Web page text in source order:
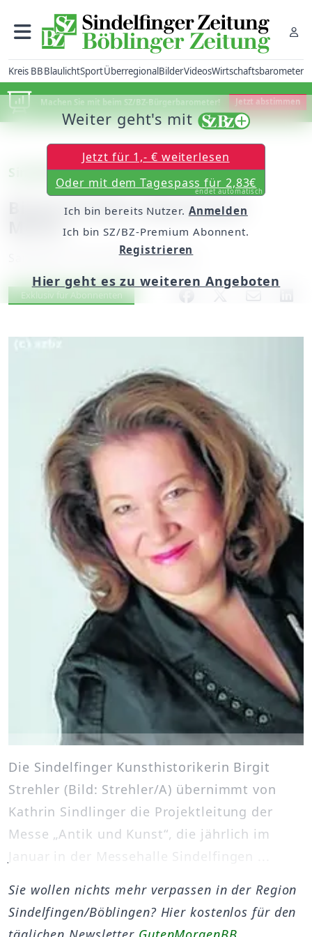
Kreis BBBlaulichtSportÜberregionalBilderVideosWirtschaftsbarometer
Machen Sie mit beim SZ/BZ-Bürgerbarometer! Jetzt abstimmen
Sindelfingen
Birgit Strehler übernimmt
Messe
Samstag, 18. Juni 2016, 06:00 Uhr
Artikel vorlesen
Exklusiv für Abonnenten
Die Sindelfinger Kunsthistorikerin Birgit
Strehler (Bild: Strehler/A) übernimmt von
Kathrin Sindlinger die Projektleitung der
Messe „Antik und Kunst“, die jährlich im
Januar in der Messehalle Sindelfingen ...
Weiter geht's mit
Jetzt für 1,- € weiterlesen
Oder mit dem Tagespass für 2,83€
endet automatisch
Ich bin bereits Nutzer. Anmelden
Ich bin SZ/BZ-Premium Abonnent.
Registrieren
Hier geht es zu weiteren Angeboten
Sie wollen nichts mehr verpassen in der Region
Sindelfingen/Böblingen? Hier kostenlos für den